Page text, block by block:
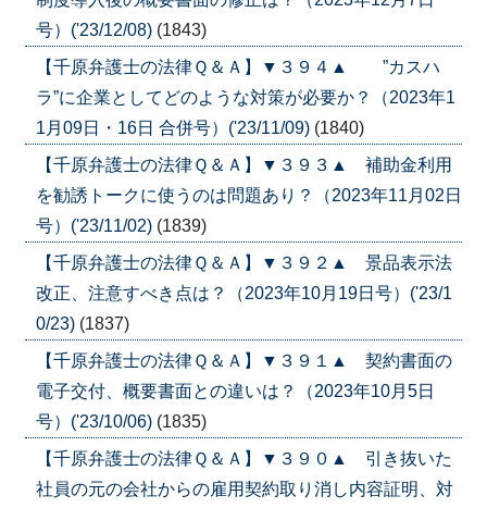
号）('23/12/08) (1843)
【千原弁護士の法律Ｑ＆Ａ】▼３９４▲ ”カスハ
ラ”に企業としてどのような対策が必要か？（2023年1
1月09日・16日 合併号）('23/11/09) (1840)
【千原弁護士の法律Ｑ＆Ａ】▼３９３▲ 補助金利用
を勧誘トークに使うのは問題あり？（2023年11月02日
号）('23/11/02) (1839)
【千原弁護士の法律Ｑ＆Ａ】▼３９２▲ 景品表示法
改正、注意すべき点は？（2023年10月19日号）('23/1
0/23) (1837)
【千原弁護士の法律Ｑ＆Ａ】▼３９１▲ 契約書面の
電子交付、概要書面との違いは？（2023年10月5日
号）('23/10/06) (1835)
【千原弁護士の法律Ｑ＆Ａ】▼３９０▲ 引き抜いた
社員の元の会社からの雇用契約取り消し内容証明、対